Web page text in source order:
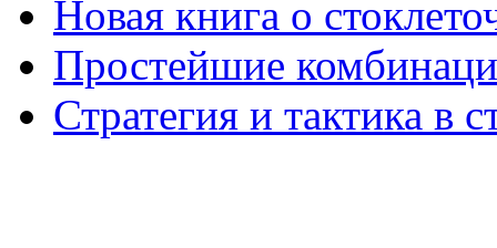
Новая книга о
Простейшие
Стратегия и тактика в